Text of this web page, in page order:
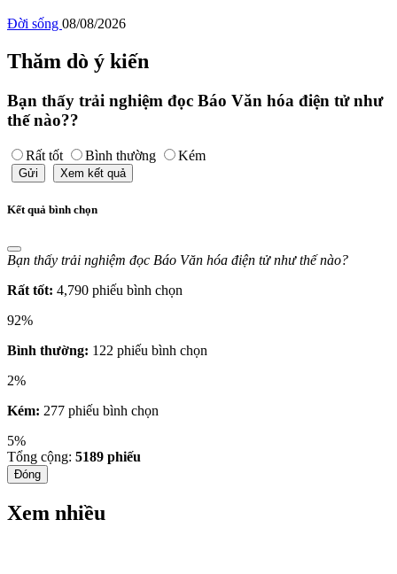
Đời sống 08/08/2026
Thăm dò ý kiến
Bạn thấy trải nghiệm đọc Báo Văn hóa điện tử như
thế nào??
Rất tốt Bình thường Kém
Gửi Xem kết quả
Kết quả bình chọn
Bạn thấy trải nghiệm đọc Báo Văn hóa điện tử như thế nào?
Rất tốt: 4,790 phiếu bình chọn
92%
Bình thường: 122 phiếu bình chọn
2%
Kém: 277 phiếu bình chọn
5%
Tổng cộng: 5189 phiếu
Đóng
Xem nhiều